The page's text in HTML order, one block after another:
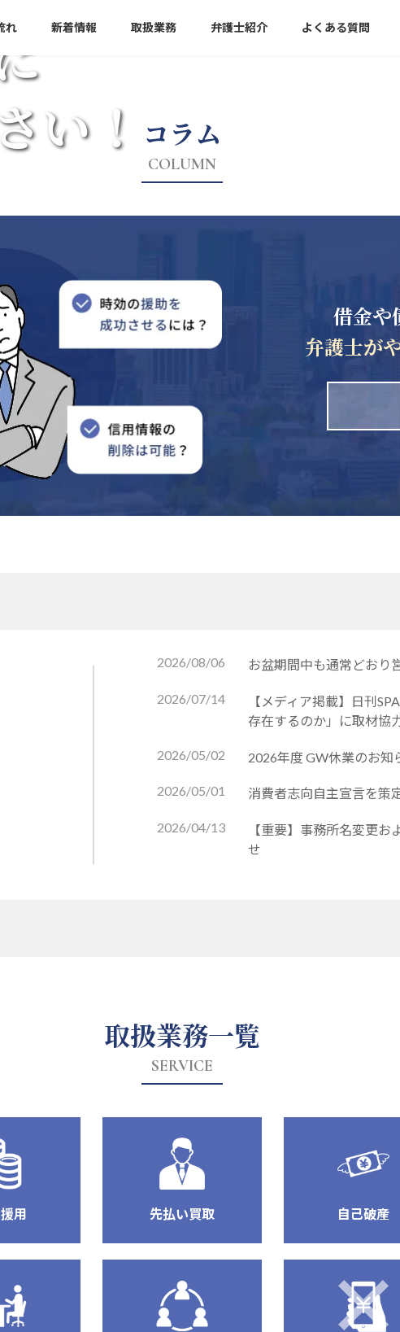
れ 新着情報 取扱業務 弁護士紹介 よくある質問
い！ コラム
COLUMN
借金や
弁護士が
2026/08/06 お盆期間中も通常どおり
2026/07/14
【メディア掲載】日刊
存在するのか」に取材協
2026/05/02 2026年度 GW休業のお知
2026/05/01 消費者志向自主宣言を策
2026/04/13
【重要】事務所名変更
せ
取扱業務一覧
SERVICE
用 先払い買取 自己破産